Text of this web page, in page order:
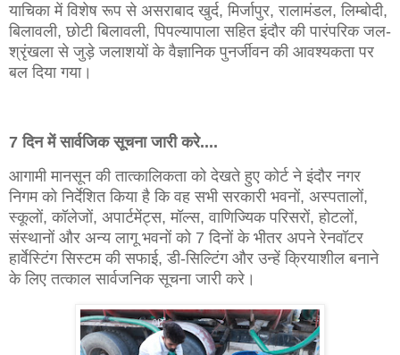
याचिका में विशेष रूप से असराबाद खुर्द, मिर्जापुर, रालामंडल, लिम्बोदी,
बिलावली, छोटी बिलावली, पिपल्यापाला सहित इंदौर की पारंपरिक जल-
श्रृंखला से जुड़े जलाशयों के वैज्ञानिक पुनर्जीवन की आवश्यकता पर
बल दिया गया।
7 दिन में सार्वजिक सूचना जारी करे....
आगामी मानसून की तात्कालिकता को देखते हुए कोर्ट ने इंदौर नगर
निगम को निर्देशित किया है कि वह सभी सरकारी भवनों, अस्पतालों,
स्कूलों, कॉलेजों, अपार्टमेंट्स, मॉल्स, वाणिज्यिक परिसरों, होटलों,
संस्थानों और अन्य लागू भवनों को 7 दिनों के भीतर अपने रेनवॉटर
हार्वेस्टिंग सिस्टम की सफाई, डी-सिल्टिंग और उन्हें क्रियाशील बनाने
के लिए तत्काल सार्वजनिक सूचना जारी करे।